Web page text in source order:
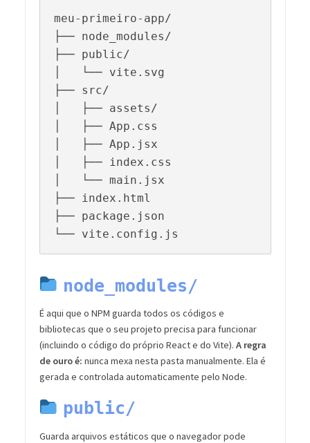
meu-primeiro-app/
├── node_modules/
├── public/
│   └── vite.svg
├── src/
│   ├── assets/
│   ├── App.css
│   ├── App.jsx
│   ├── index.css
│   └── main.jsx
├── index.html
├── package.json
node_modules/
É aqui que o NPM guarda todos os códigos e
bibliotecas que o seu projeto precisa para funcionar
(incluindo o código do próprio React e do Vite). A regra
de ouro é: nunca mexa nesta pasta manualmente. Ela é
gerada e controlada automaticamente pelo Node.
public/
Guarda arquivos estáticos que o navegador pode